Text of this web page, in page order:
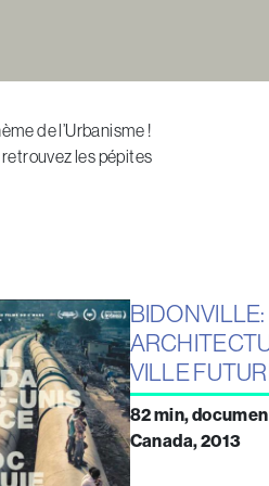
de l’Urbanisme !
les pépites
BIDONVILLE:
VILLE
82 min,
Canada, 2013